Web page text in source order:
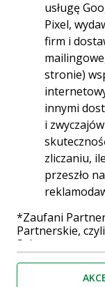
oznacza
terminem
kredytowej.
kredytobiorca
spłaty kredytu
lub w części.
całej
czyli
danym
możliwość
szczegółowe
umowy oraz
Dokonanie
hipotecznego
wysokości
część
przypadku
usługę
Pixel,
firm i
stronie)
innymi
i
zliczaniu,
przeszło
*Zaufani
Partnerskie,
Salesmenago.